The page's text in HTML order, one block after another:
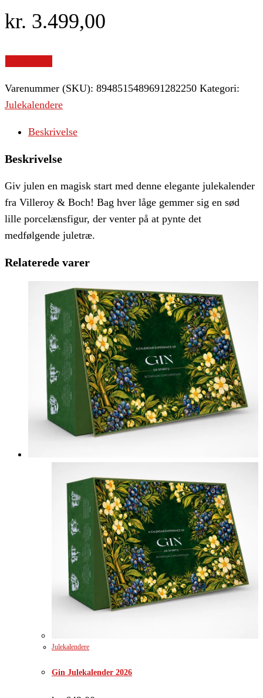
kr. 3.499,00
Varenummer (SKU): 8948515489691282250 Kategori:
Julekalendere
Beskrivelse
Beskrivelse
Giv julen en magisk start med denne elegante julekalender
fra Villeroy & Boch! Bag hver låge gemmer sig en sød
lille porcelænsfigur, der venter på at pynte det
medfølgende juletræ.
Relaterede varer
Julekalendere
Gin Julekalender 2026